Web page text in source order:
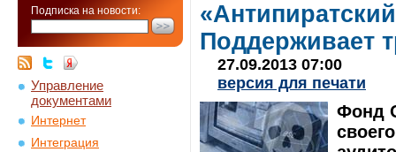
Подписка на новости:
Управление
документами
Интернет
Интеграция
Поддерживает
27.09.2013 07:00
версия для печати
Фонд